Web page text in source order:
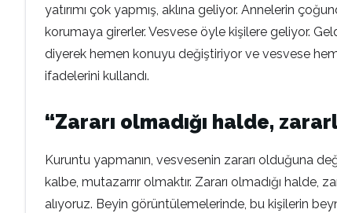
yatırımı çok yapmış, aklına geliyor. Annelerin
korumaya girerler. Vesvese öyle kişilere geliyor.
diyerek hemen konuyu değiştiriyor ve vesvese
ifadelerini kullandı.
“Zararı olmadığı halde,
Kuruntu yapmanın, vesvesenin zararı olduğuna
kalbe, mutazarrır olmaktır. Zararı olmadığı halde,
alıyoruz. Beyin görüntülemelerinde, bu kişilerin